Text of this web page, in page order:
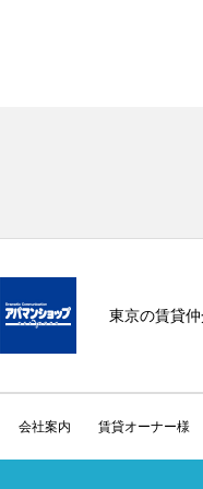
東京の賃貸
会社案内 賃貸オーナー様